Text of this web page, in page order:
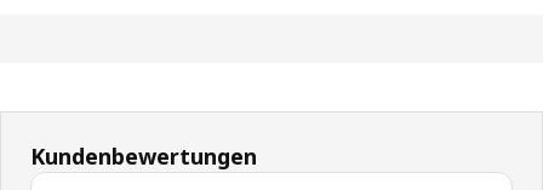
Kundenbewertungen